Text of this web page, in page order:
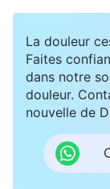
puissant : par
la terre et
peut faire
Dieu viendra,
changer de
cieux. Nous
fasse chair
accomplisse
n’a jamais
hommes ?
de jugement
jours et les
telles qu’elles
La douleur
Faites
dans notre
douleur.
nouvelle de